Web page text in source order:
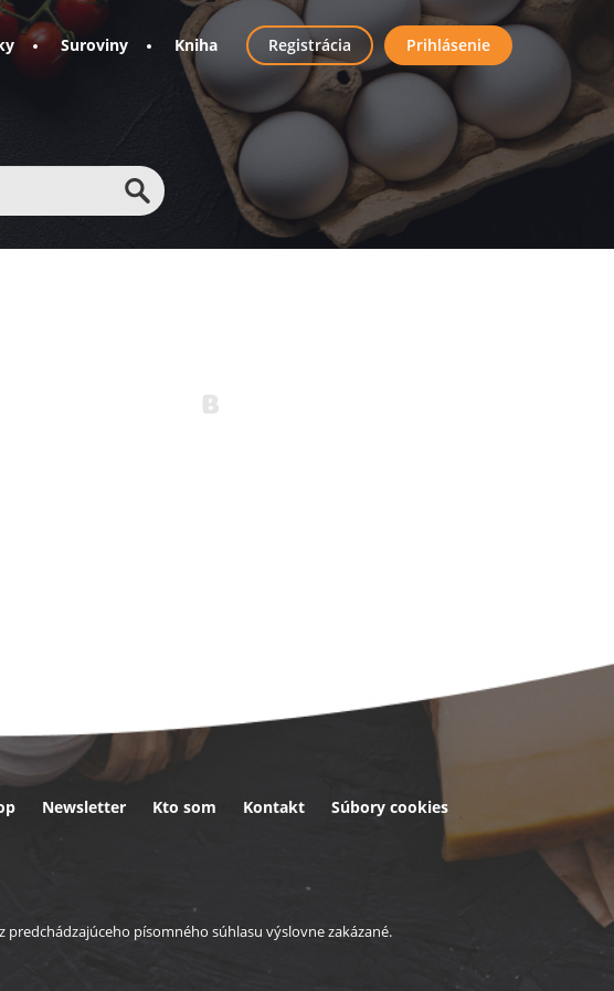
Suroviny Kniha
User
account
menu
Registrácia Prihlásenie
Newsletter Kto som Kontakt Súbory cookies
písomného súhlasu výslovne zakázané.